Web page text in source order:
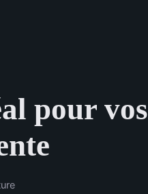
pour vos